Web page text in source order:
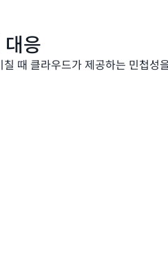
응
때 클라우드가 제공하는 민첩성